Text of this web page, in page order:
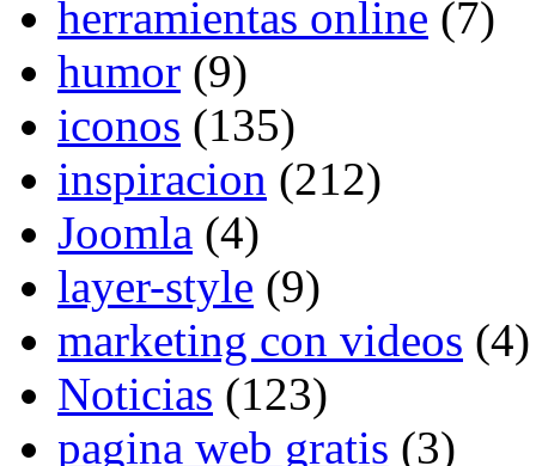
herramientas online (7)
humor (9)
iconos (135)
inspiracion (212)
Joomla (4)
layer-style (9)
marketing con videos (4)
Noticias (123)
pagina web gratis (3)